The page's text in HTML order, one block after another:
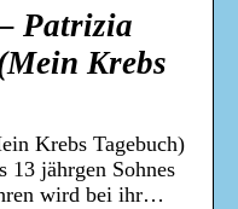
Patrizia
Krebs
Krebs Tagebuch)
13 jährgen Sohnes
wird bei ihr…